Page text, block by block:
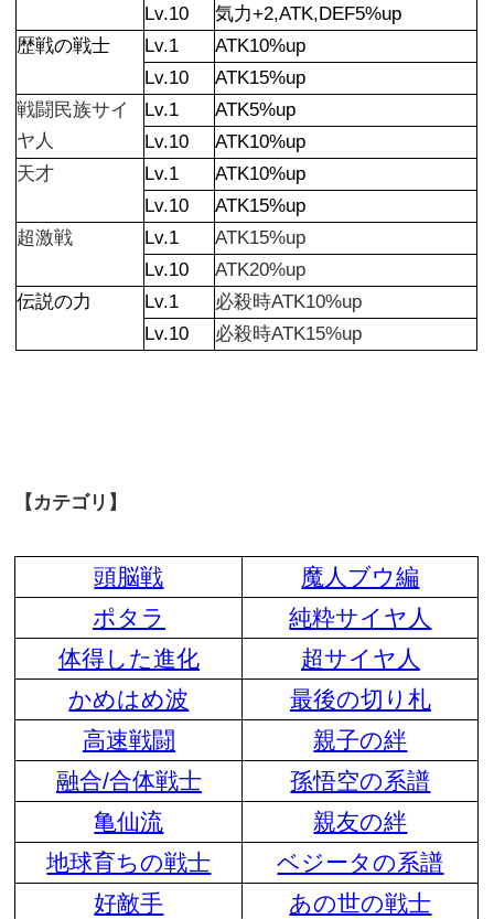
Lv.10
気力+2,ATK,DEF5%up
歴戦の戦士
Lv.1
ATK10%up
Lv.10
ATK15%up
戦闘民族サイ
ヤ人
Lv.1
ATK5%up
Lv.10
ATK10%up
天才
Lv.1
ATK10%up
Lv.10
ATK15%up
超激戦
Lv.1
ATK15%up
Lv.10
ATK20%up
伝説の力
Lv.1
必殺時ATK10%up
Lv.10
必殺時ATK15%up
【カテゴリ】
頭脳戦
魔人ブウ編
ポタラ
純粋サイヤ人
体得した進化
超サイヤ人
かめはめ波
最後の切り札
高速戦闘
親子の絆
融合/合体戦士
孫悟空の系譜
亀仙流
親友の絆
地球育ちの戦士
ベジータの系譜
好敵手
あの世の戦士